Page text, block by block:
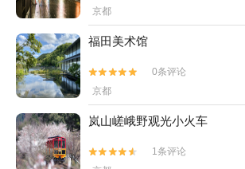
京都
福田美术馆


0条评论
京都
岚山嵯峨野观光小火车


1条评论